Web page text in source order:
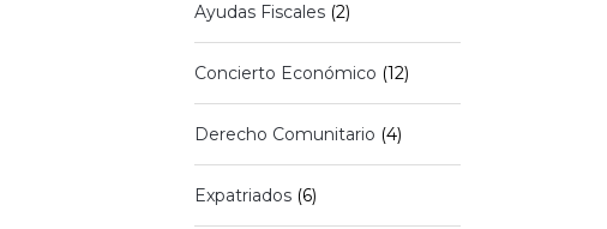
Ayudas Fiscales(2)
Concierto Económico (12)
Derecho Comunitario (4)
Expatriados(6)